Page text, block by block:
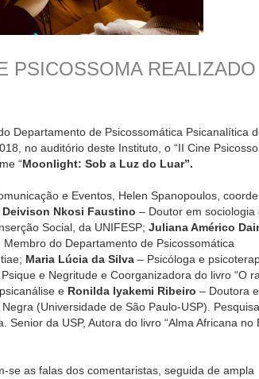
PSICOSSOMA
Departamento de Psicossomática Psicanalítica
no auditório deste Instituto, o “II Cine
“Moonlight: Sob a Luz do Luar”.
e Eventos, Helen Spanopoulos,
Deivison Nkosi Faustino – Doutor em sociologia
Social, da UNIFESP; Juliana Américo
Membro do Departamento de Psicossomática
Maria Lúcia da Silva – Psicóloga e
e Negritude e Coorganizadora do livro “O
e Ronilda Iyakemi Ribeiro – Doutora
(Universidade de São Paulo-USP).
Senior da USP, Autora do livro “Alma Africana no
se as falas dos comentaristas, seguida de ampla